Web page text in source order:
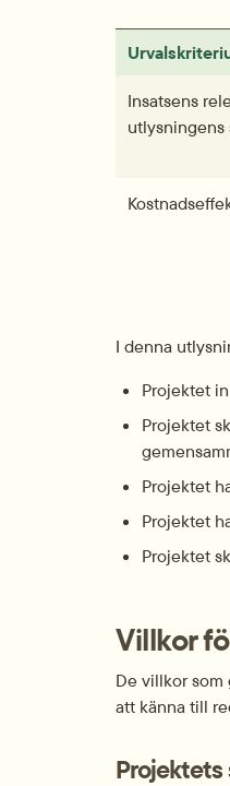
Insatsens
utlysningens
I denna
Projektet
Projektet
Projektet
Projektet
Projektet
Villkor
De villkor som
att känna till